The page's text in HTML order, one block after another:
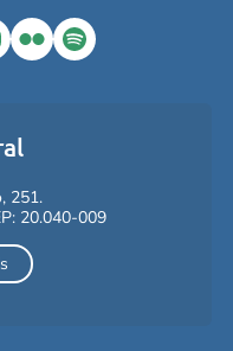
FlickrSpotify
251.
20.040-009